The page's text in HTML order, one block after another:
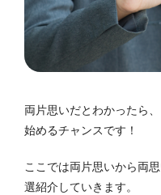
両片思いだとわかったら
始めるチャンスです！
ここでは両片思いから両
選紹介していきます。